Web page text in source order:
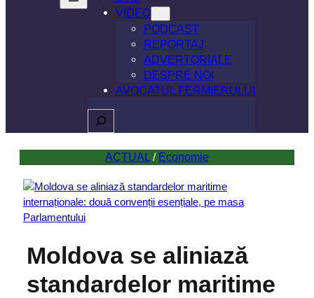
VIDEO
PODCAST
REPORTAJ
ADVERTORIALE
DESPRE NOI
AVOCATUL FERMIERULUI
Caută
ACTUAL / Economie
Moldova se aliniază
standardelor maritime